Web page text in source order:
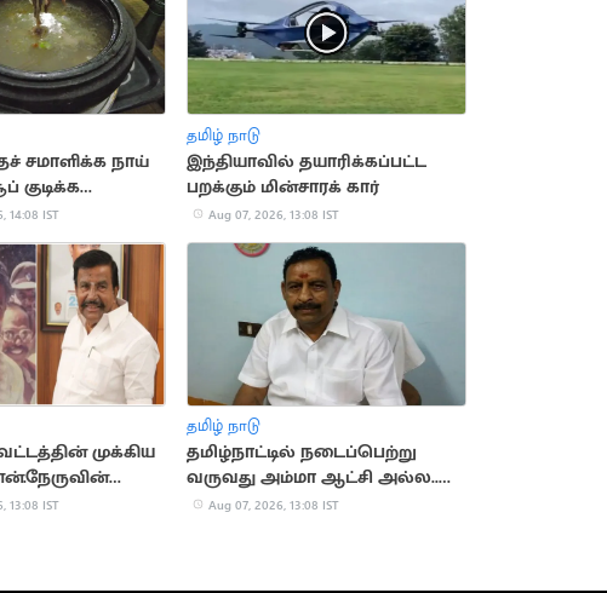
சமாளிக்க நாய்
குடிக்க
14:08 IST
தமிழ் நாடு
இந்தியாவில் தயாரிக்கப்பட்ட
பறக்கும் மின்சாரக் கார்
Aug 07, 2026, 13:08 IST
முக்கிய
13:08 IST
தமிழ் நாடு
தமிழ்நாட்டில் நடைப்பெற்று
வருவது அம்மா ஆட்சி அல்ல..
சும்மா ஆட்சி
Aug 07, 2026, 13:08 IST